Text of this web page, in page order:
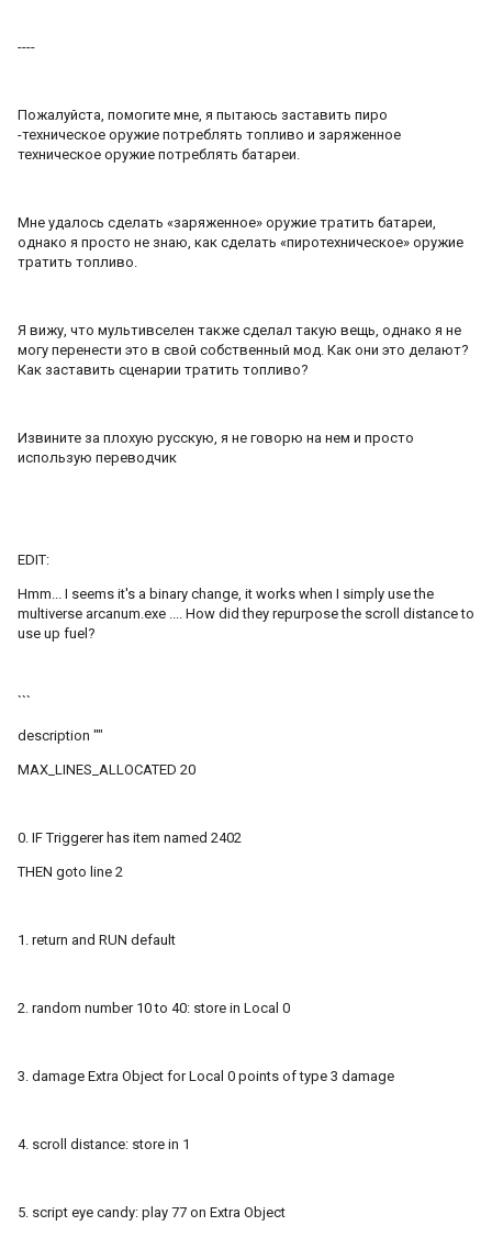
----
Пожалуйста, помогите мне, я пытаюсь заставить пиро
-техническое оружие потреблять топливо и заряженное
техническое оружие потреблять батареи.
Мне удалось сделать «заряженное» оружие тратить батареи,
однако я просто не знаю, как сделать «пиротехническое» оружие
тратить топливо.
Я вижу, что мультивселен также сделал такую вещь, однако я не
могу перенести это в свой собственный мод. Как они это делают?
Как заставить сценарии тратить топливо?
Извините за плохую русскую, я не говорю на нем и просто
использую переводчик
EDIT:
Hmm... I seems it's a binary change, it works when I simply use the
multiverse arcanum.exe .... How did they repurpose the scroll distance to
use up fuel?
```
description ""
MAX_LINES_ALLOCATED 20
0. IF Triggerer has item named 2402
THEN goto line 2
1. return and RUN default
2. random number 10 to 40: store in Local 0
3. damage Extra Object for Local 0 points of type 3 damage
4. scroll distance: store in 1
5. script eye candy: play 77 on Extra Object